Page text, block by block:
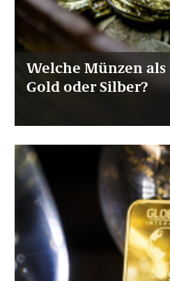
Welche Münzen als
Gold oder Silber?